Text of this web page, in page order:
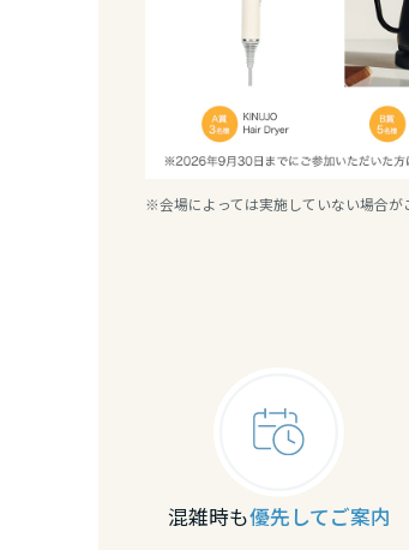
※会場によっては実施していない場合が
混雑時も優先してご案内